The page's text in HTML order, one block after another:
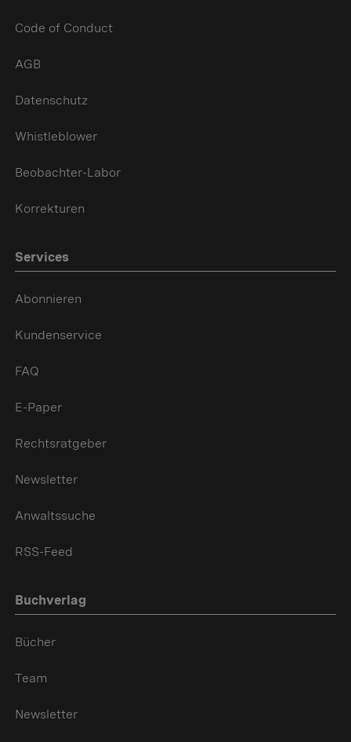
Code of Conduct
AGB
Datenschutz
Whistleblower
Beobachter-Labor
Korrekturen
Services
Abonnieren
Kundenservice
FAQ
E-Paper
Rechtsratgeber
Newsletter
Anwaltssuche
RSS-Feed
Buchverlag
Bücher
Team
Newsletter